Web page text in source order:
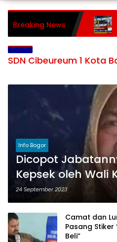
Breaking News
SDN Cibeureum 1 Kota
Info Bogor
Dicopot
Kepsek oleh Wali
Yeni Melawan
24 September 2023
Camat dan
Pasang Stiker
Beli”